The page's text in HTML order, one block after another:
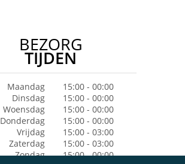
BEZORG
TIJDEN
Maandag
15:00 - 00:00
Dinsdag
15:00 - 00:00
Woensdag
15:00 - 00:00
Donderdag
15:00 - 00:00
Vrijdag
15:00 - 03:00
Zaterdag
15:00 - 03:00
Zondag
15:00 - 00:00